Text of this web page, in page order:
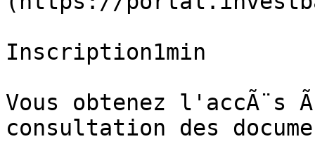
Inscription1min
Vous obtenez
consultation des